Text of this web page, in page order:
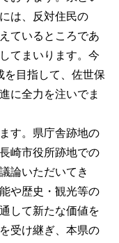
は、反対住民の
ているところであ
てまいります。今
を目指して、佐世保
に全力を注いでま
す。県庁舎跡地の
崎市役所跡地での
論いただいてき
や歴史・観光等の
して新たな価値を
受け継ぎ、本県の